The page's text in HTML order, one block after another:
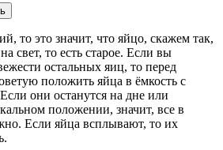
то это значит, что яйцо, скажем так,
свет, то есть старое. Если вы
остальных яиц, то перед
положить яйца в ёмкость с
они останутся на дне или
положении, значит, все в
Если яйца всплывают, то их